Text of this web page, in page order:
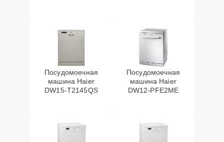
Посудомоечная
машина Haier
DW15-T2145QS
Посудомоечная
машина Haier
DW12-PFE2ME